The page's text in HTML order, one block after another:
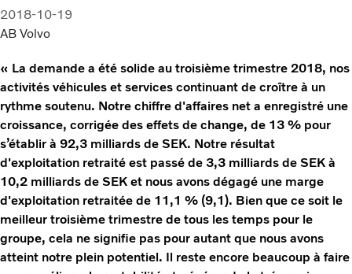
2018-10-19
AB Volvo
« La demande a été solide au troisième trimestre 2018, nos
activités véhicules et services continuant de croître à un
rythme soutenu. Notre chiffre d'affaires net a enregistré une
croissance, corrigée des effets de change, de 13 % pour
s’établir à 92,3 milliards de SEK. Notre résultat
d'exploitation retraité est passé de 3,3 milliards de SEK à
10,2 milliards de SEK et nous avons dégagé une marge
d'exploitation retraitée de 11,1 % (9,1). Bien que ce soit le
meilleur troisième trimestre de tous les temps pour le
groupe, cela ne signifie pas pour autant que nous avons
atteint notre plein potentiel. Il reste encore beaucoup à faire